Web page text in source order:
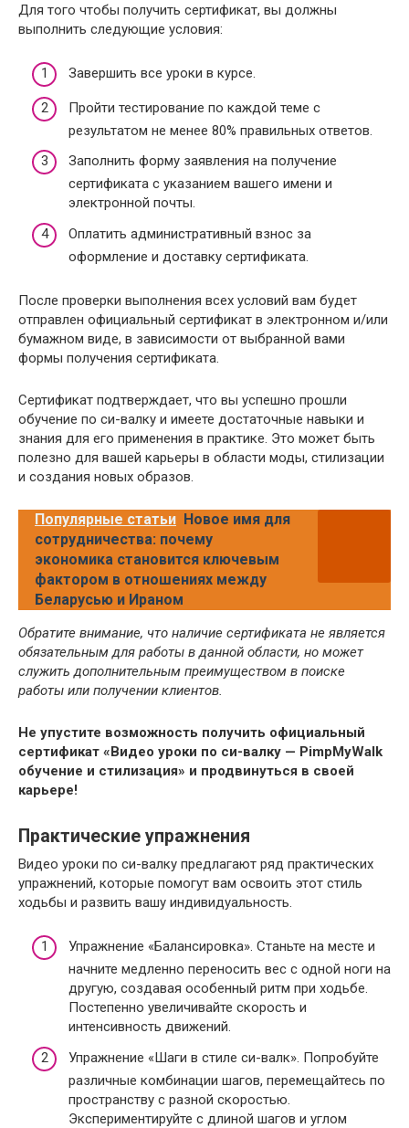
Для того чтобы получить сертификат, вы должны
выполнить следующие условия:
Завершить все уроки в курсе.
Пройти тестирование по каждой теме с
результатом не менее 80% правильных ответов.
Заполнить форму заявления на получение
сертификата с указанием вашего имени и
электронной почты.
Оплатить административный взнос за
оформление и доставку сертификата.
После проверки выполнения всех условий вам будет
отправлен официальный сертификат в электронном и/или
бумажном виде, в зависимости от выбранной вами
формы получения сертификата.
Сертификат подтверждает, что вы успешно прошли
обучение по си-валку и имеете достаточные навыки и
знания для его применения в практике. Это может быть
полезно для вашей карьеры в области моды, стилизации
и создания новых образов.
Популярные статьи Новое имя для
сотрудничества: почему
экономика становится ключевым
фактором в отношениях между
Беларусью и Ираном
Обратите внимание, что наличие сертификата не является
обязательным для работы в данной области, но может
служить дополнительным преимуществом в поиске
работы или получении клиентов.
Не упустите возможность получить официальный
сертификат «Видео уроки по си-валку — PimpMyWalk
обучение и стилизация» и продвинуться в своей
карьере!
Практические упражнения
Видео уроки по си-валку предлагают ряд практических
упражнений, которые помогут вам освоить этот стиль
ходьбы и развить вашу индивидуальность.
Упражнение «Балансировка». Станьте на месте и
начните медленно переносить вес с одной ноги на
другую, создавая особенный ритм при ходьбе.
Постепенно увеличивайте скорость и
интенсивность движений.
Упражнение «Шаги в стиле си-валк». Попробуйте
различные комбинации шагов, перемещайтесь по
пространству с разной скоростью.
Экспериментируйте с длиной шагов и углом